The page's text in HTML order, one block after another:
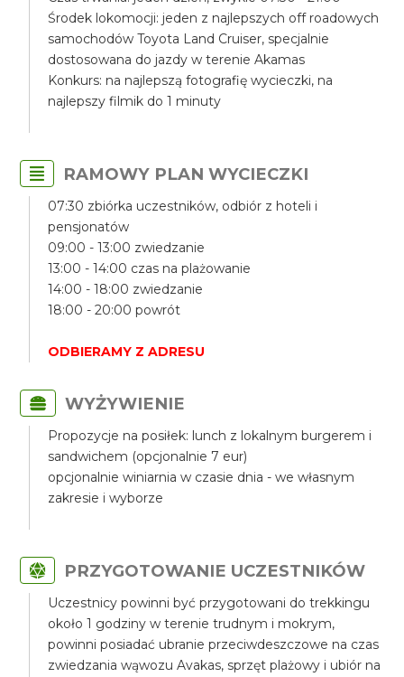
Środek lokomocji: jeden z najlepszych off roadowych
samochodów Toyota Land Cruiser, specjalnie
dostosowana do jazdy w terenie Akamas
Konkurs: na najlepszą fotografię wycieczki, na
najlepszy filmik do 1 minuty
RAMOWY PLAN WYCIECZKI
07:30 zbiórka uczestników, odbiór z hoteli i
pensjonatów
09:00 - 13:00 zwiedzanie
13:00 - 14:00 czas na plażowanie
14:00 - 18:00 zwiedzanie
18:00 - 20:00 powrót
ODBIERAMY Z ADRESU
WYŻYWIENIE
Propozycje na posiłek: lunch z lokalnym burgerem i
sandwichem (opcjonalnie 7 eur)
opcjonalnie winiarnia w czasie dnia - we własnym
zakresie i wyborze
PRZYGOTOWANIE UCZESTNIKÓW
Uczestnicy powinni być przygotowani do trekkingu
około 1 godziny w terenie trudnym i mokrym,
powinni posiadać ubranie przeciwdeszczowe na czas
zwiedzania wąwozu Avakas, sprzęt plażowy i ubiór na